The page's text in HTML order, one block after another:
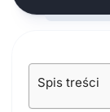
Spis treści